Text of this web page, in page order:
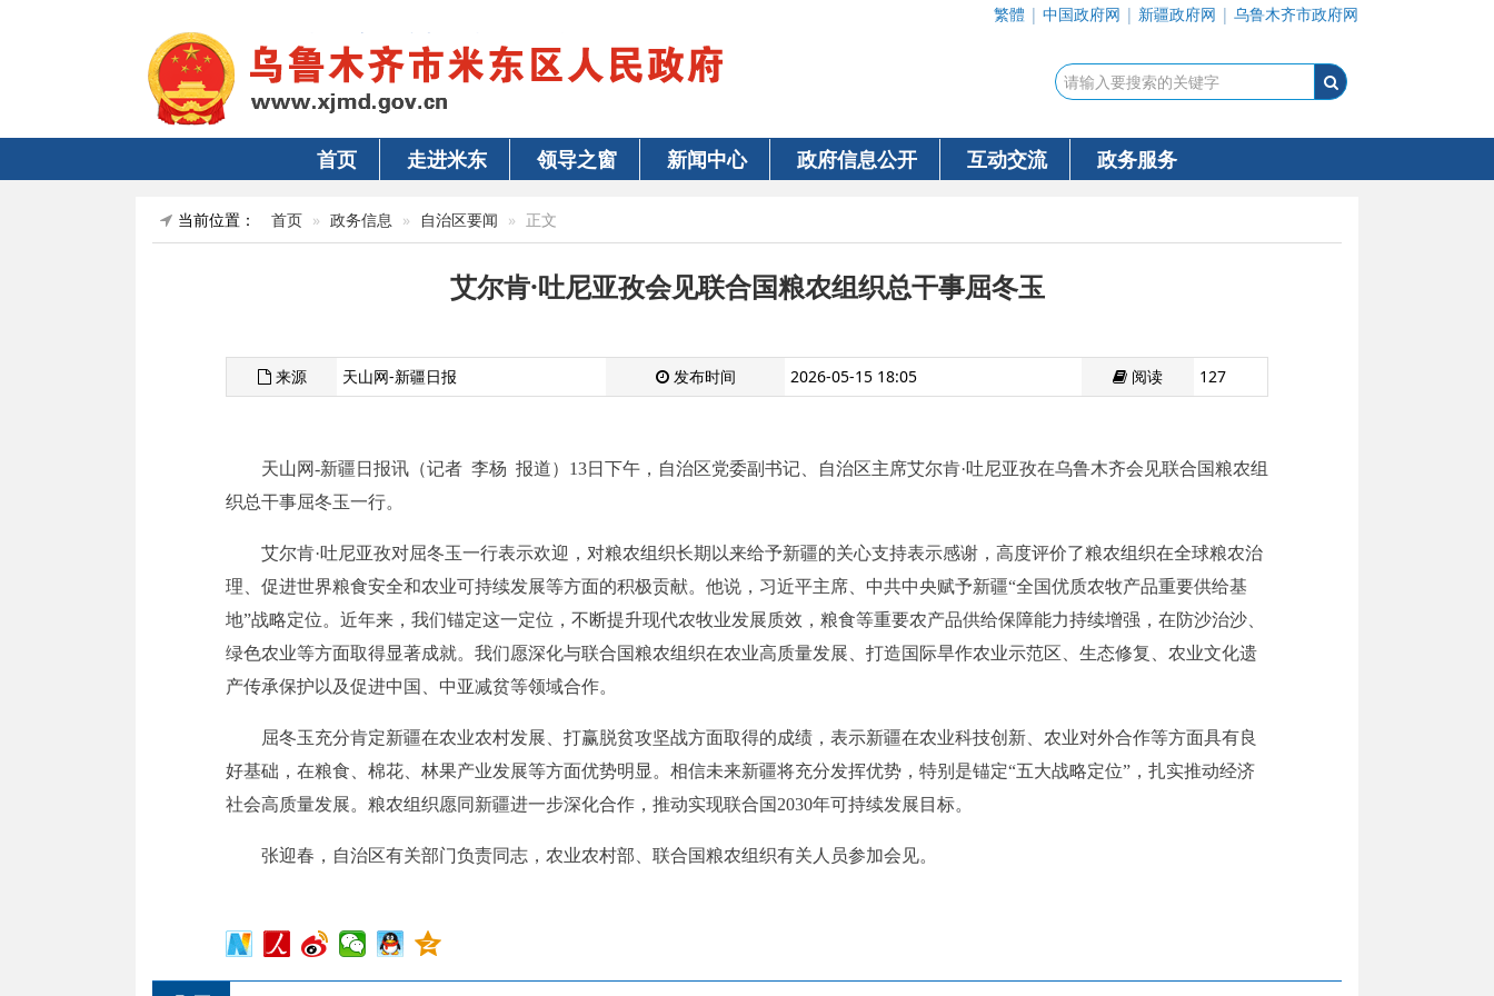
繁體 | 中国政府网 | 新疆政府网 | 乌鲁木齐市政府网
首页 走进米东 领导之窗 新闻中心 政府信息公开 互动交流 政务服务
当前位置： 首页 政务信息 自治区要闻 正文
艾尔肯·吐尼亚孜会见联合国粮农组织总干事屈冬玉
来源 天山网-新疆日报 发布时间 2026-05-15 18:05 阅读 127
天山网-新疆日报讯（记者 李杨 报道）13日下午，自治区党委副书记、自治区主席艾尔肯·吐尼亚孜在乌鲁木齐会见联合国粮农组
织总干事屈冬玉一行。
艾尔肯·吐尼亚孜对屈冬玉一行表示欢迎，对粮农组织长期以来给予新疆的关心支持表示感谢，高度评价了粮农组织在全球粮农治
理、促进世界粮食安全和农业可持续发展等方面的积极贡献。他说，习近平主席、中共中央赋予新疆“全国优质农牧产品重要供给基
地”战略定位。近年来，我们锚定这一定位，不断提升现代农牧业发展质效，粮食等重要农产品供给保障能力持续增强，在防沙治沙、
绿色农业等方面取得显著成就。我们愿深化与联合国粮农组织在农业高质量发展、打造国际旱作农业示范区、生态修复、农业文化遗
产传承保护以及促进中国、中亚减贫等领域合作。
屈冬玉充分肯定新疆在农业农村发展、打赢脱贫攻坚战方面取得的成绩，表示新疆在农业科技创新、农业对外合作等方面具有良
好基础，在粮食、棉花、林果产业发展等方面优势明显。相信未来新疆将充分发挥优势，特别是锚定“五大战略定位”，扎实推动经济
社会高质量发展。粮农组织愿同新疆进一步深化合作，推动实现联合国2030年可持续发展目标。
张迎春，自治区有关部门负责同志，农业农村部、联合国粮农组织有关人员参加会见。